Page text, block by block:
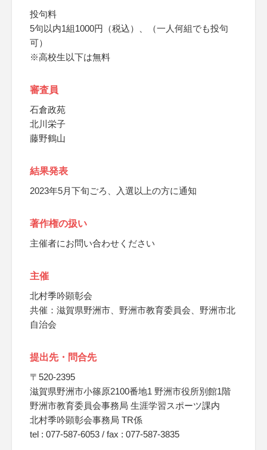
投句料
5句以内1組1000円（税込）、（一人何組でも投句
可）
※高校生以下は無料
審査員
石倉政苑
北川栄子
藤野鶴山
結果発表
2023年5月下旬ごろ、入選以上の方に通知
著作権の扱い
主催者にお問い合わせください
主催
北村季吟顕彰会
共催：滋賀県野洲市、野洲市教育委員会、野洲市北
自治会
提出先・問合先
〒520-2395
滋賀県野洲市小篠原2100番地1 野洲市役所別館1階
野洲市教育委員会事務局 生涯学習スポーツ課内
北村季吟顕彰会事務局 TR係
tel : 077-587-6053 / fax : 077-587-3835